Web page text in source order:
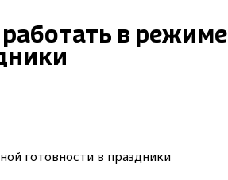
в режиме